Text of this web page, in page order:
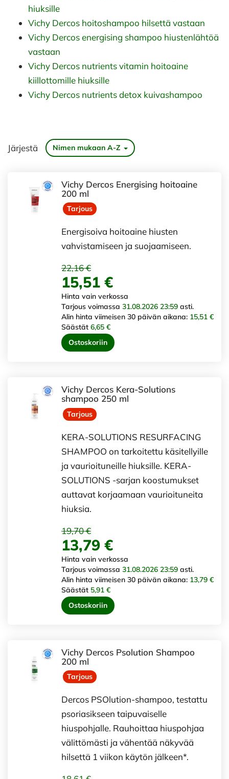
hiuksille
Vichy Dercos hoitoshampoo hilsettä vastaan
Vichy Dercos energising shampoo hiustenlähtöä
vastaan
Vichy Dercos nutrients vitamin hoitoaine
kiillottomille hiuksille
Vichy Dercos nutrients detox kuivashampoo
Järjestä Nimen mukaan A-Z
Vichy Dercos Energising hoitoaine
200 ml
Tarjous
Energisoiva hoitoaine hiusten
vahvistamiseen ja suojaamiseen.
22,16 €
15,51 €
Hinta vain verkossa
Tarjous voimassa 31.08.2026 23:59 asti.
Alin hinta viimeisen 30 päivän aikana: 15,51 €
Säästät 6,65 €
Ostoskoriin
Vichy Dercos Kera-Solutions
shampoo 250 ml
Tarjous
KERA-SOLUTIONS RESURFACING
SHAMPOO on tarkoitettu käsitellyille
ja vaurioituneille hiuksille. KERA-
SOLUTIONS -sarjan koostumukset
auttavat korjaamaan vaurioituneita
hiuksia.
19,70 €
13,79 €
Hinta vain verkossa
Tarjous voimassa 31.08.2026 23:59 asti.
Alin hinta viimeisen 30 päivän aikana: 13,79 €
Säästät 5,91 €
Ostoskoriin
Vichy Dercos Psolution Shampoo
200 ml
Tarjous
Dercos PSOlution-shampoo, testattu
psoriasikseen taipuvaiselle
hiuspohjalle. Rauhoittaa hiuspohjaa
välittömästi ja vähentää näkyvää
hilsettä 1 viikon käytön jälkeen*.